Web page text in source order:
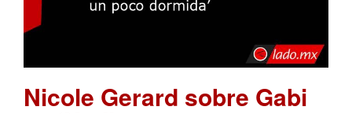
Nicole Gerard sobre Gabi